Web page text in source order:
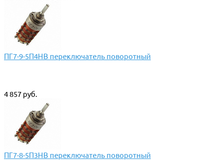
ПГ7-9-5П4НВ переключатель поворотный
4 857 руб.
ПГ7-8-5П3НВ переключатель поворотный